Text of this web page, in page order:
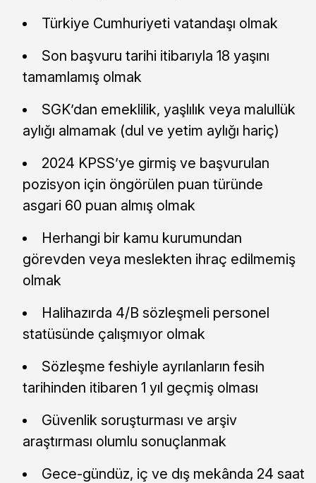
Türkiye Cumhuriyeti vatandaşı olmak
Son başvuru tarihi itibarıyla 18 yaşını
tamamlamış olmak
SGK’dan emeklilik, yaşlılık veya malullük
aylığı almamak (dul ve yetim aylığı hariç)
2024 KPSS’ye girmiş ve başvurulan
pozisyon için öngörülen puan türünde
asgari 60 puan almış olmak
Herhangi bir kamu kurumundan
görevden veya meslekten ihraç edilmemiş
olmak
Halihazırda 4/B sözleşmeli personel
statüsünde çalışmıyor olmak
Sözleşme feshiyle ayrılanların fesih
tarihinden itibaren 1 yıl geçmiş olması
Güvenlik soruşturması ve arşiv
araştırması olumlu sonuçlanmak
Gece-gündüz, iç ve dış mekânda 24 saat